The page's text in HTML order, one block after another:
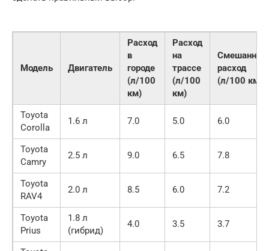
Модель Двигатель
Расход
в
городе
(л/100
км)
Расход
на
трассе
(л/100
км)
Смешанный
расход
(л/100 км)
Toyota
Corolla
1.6 л 7.0 5.0 6.0
Toyota
Camry
2.5 л 9.0 6.5 7.8
Toyota
RAV4
2.0 л 8.5 6.0 7.2
Toyota
Prius
1.8 л
(гибрид)
4.0 3.5 3.7